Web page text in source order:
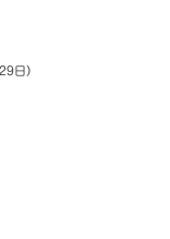
日）